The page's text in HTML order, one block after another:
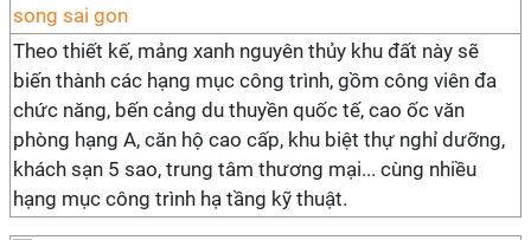
Theo thiết kế, mảng xanh nguyên thủy khu đất này sẽ
biến thành các hạng mục công trình, gồm công viên đa
chức năng, bến cảng du thuyền quốc tế, cao ốc văn
phòng hạng A, căn hộ cao cấp, khu biệt thự nghỉ dưỡng,
khách sạn 5 sao, trung tâm thương mại... cùng nhiều
hạng mục công trình hạ tầng kỹ thuật.